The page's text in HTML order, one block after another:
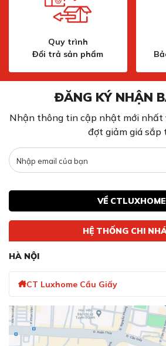
Quy trình
Đổi trả sản phẩm
ĐĂNG KÝ NHẬN
Nhận thông tin cập nhật mới nhất
đợt giảm giá sắp
VỀ CTLUXHOME
HỆ THỐNG CHI
HÀ NỘI
CT Luxhome Cầu Giấy